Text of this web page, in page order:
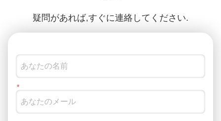
疑問があれば,すぐに連絡してください.